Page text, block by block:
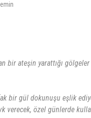
ateşin yarattığı
bir gül dokunuşu eşlik
verecek, özel günlerde